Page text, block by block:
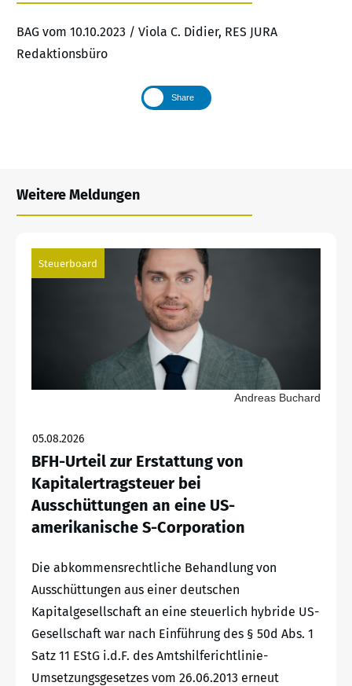
BAG vom 10.10.2023 / Viola C. Didier, RES JURA
Redaktionsbüro
Share
Weitere Meldungen
Steuerboard
Andreas Buchard
05.08.2026
BFH-Urteil zur Erstattung von
Kapitalertragsteuer bei
Ausschüttungen an eine US-
amerikanische S-Corporation
Die abkommensrechtliche Behandlung von
Ausschüttungen aus einer deutschen
Kapitalgesellschaft an eine steuerlich hybride US-
Gesellschaft war nach Einführung des § 50d Abs. 1
Satz 11 EStG i.d.F. des Amtshilferichtlinie-
Umsetzungsgesetzes vom 26.06.2013 erneut